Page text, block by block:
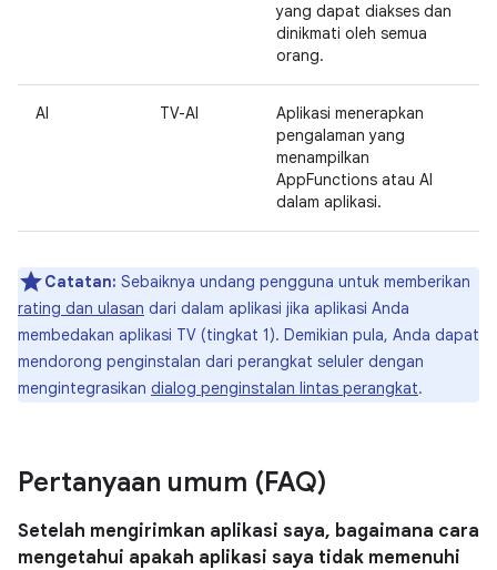
yang dapat diakses dan
dinikmati oleh semua
orang.
AI TV-AI
Aplikasi menerapkan
pengalaman yang
menampilkan
AppFunctions atau AI
dalam aplikasi.
Catatan: Sebaiknya undang pengguna untuk memberikan
rating dan ulasan dari dalam aplikasi jika aplikasi Anda
membedakan aplikasi TV (tingkat 1). Demikian pula, Anda dapat
mendorong penginstalan dari perangkat seluler dengan
mengintegrasikan dialog penginstalan lintas perangkat.
Pertanyaan umum (FAQ)
Setelah mengirimkan aplikasi saya, bagaimana cara
mengetahui apakah aplikasi saya tidak memenuhi